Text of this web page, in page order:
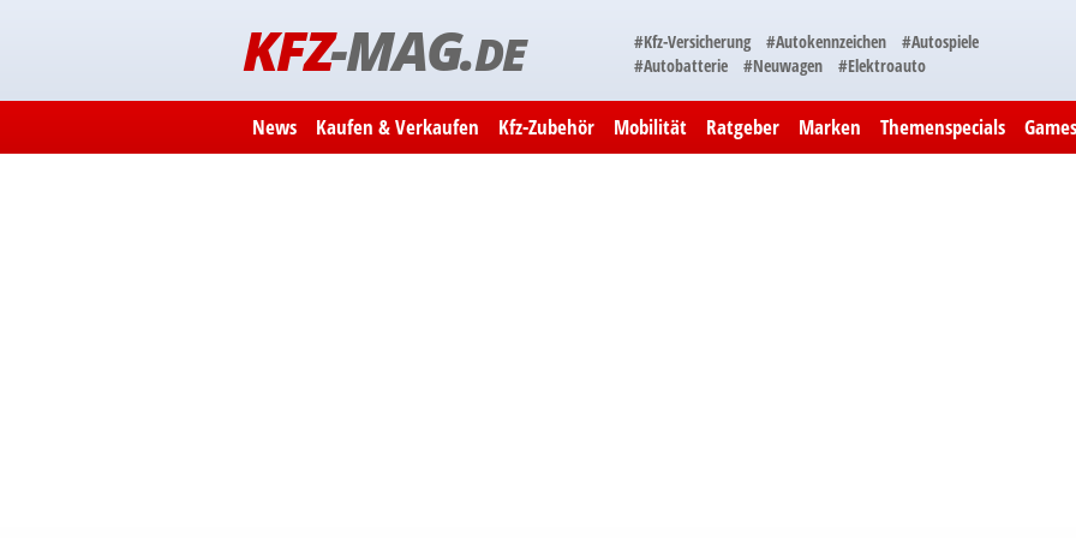
KFZ-MAG.DE #Kfz-Versicherung #Autokennzeichen
#Autospiele
#Autobatterie
#Neuwagen #Elektroauto
News Kaufen & Verkaufen Kfz-Zubehör Mobilität Ratgeber Marken Themenspecials Games